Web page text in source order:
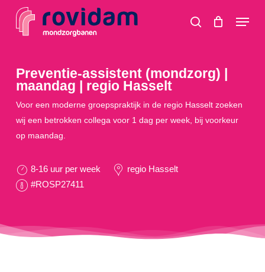
search
Menu
Preventie-assistent (mondzorg) |
maandag | regio Hasselt
Voor een moderne groepspraktijk in de regio Hasselt zoeken
wij een betrokken collega voor 1 dag per week, bij voorkeur
op maandag.
8-16 uur per week
regio Hasselt
#ROSP27411